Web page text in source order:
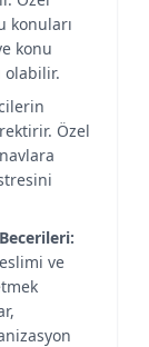
konuları
konu
olabilir.
Özel
ve